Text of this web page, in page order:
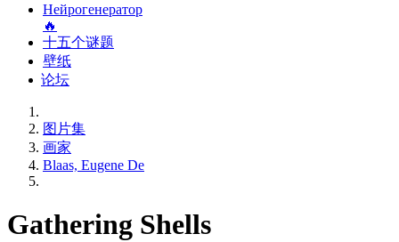
Нейрогенератор
🔥
十五个谜题
壁纸
论坛
图片集
画家
Blaas, Eugene De
Gathering Shells